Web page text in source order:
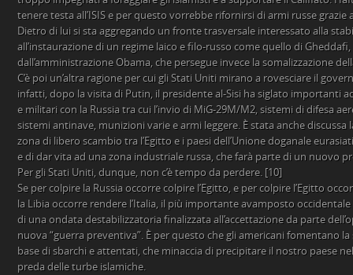
tenere testa all’ISIS e per questo vorrebbe rifornirsi di armi russe grazie
Dietro di lui si sta aggregando un fronte trasversale interessato alla
all’instaurazione di un regime laico e filo-russo come quello di
dall’amministrazione Obama, che persegue invece la somalizzazione
C’è poi un’altra ragione per cui gli Stati Uniti mirano a rovesciare il
infatti, dopo la visita di Putin, il presidente al-Sisi ha siglato importanti
e militari con la Russia tra cui l’invio di MiG-29M/M2, sistemi di difesa
sistemi antinave, munizioni varie e armi leggere. È stata anche discussa
zona di libero scambio tra l’Egitto e i paesi dell’Unione doganale
e di dar vita ad una zona industriale russa, che farà parte di un nuovo
Per gli Stati Uniti, dunque, non c’è tempo da perdere. [10]
Se per colpire la Russia occorre colpire l’Egitto, e per colpire l’Egitto
la Libia occorre rendere l’Italia, il più importante avamposto
di una ondata destabilizzatoria finalizzata all’accettazione da parte
nuova “guerra preventiva”. È per questo che gli americani fomentano
base di sbarchi e attentati, che minaccia di precipitare il nostro paese
preda delle turbe islamiche.